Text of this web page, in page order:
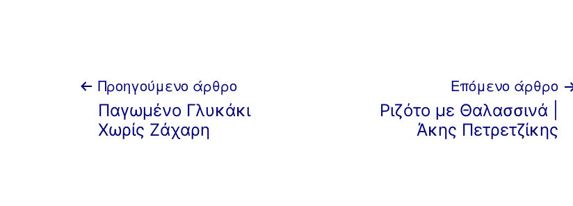
Πλοήγηση
άρθρων
Προηγούμενο άρθρο
Παγωμένο Γλυκάκι
Χωρίς Ζάχαρη
Επόμενο άρθρο
Ριζότο με Θαλασσινά |
Άκης Πετρετζίκης